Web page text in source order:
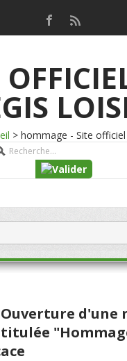
> hommage - Site
Ouverture d'une